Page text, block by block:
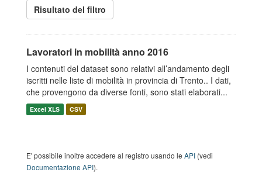
Risultato del filtro
Lavoratori in mobilità anno 2016
I contenuti del dataset sono relativi all’andamento degli
iscritti nelle liste di mobilità in provincia di Trento.. I dati,
che provengono da diverse fonti, sono stati elaborati...
Excel XLS CSV
E' possibile inoltre accedere al registro usando le API (vedi
Documentazione API).